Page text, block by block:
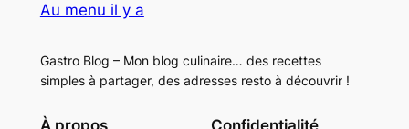
Au menu il y a
Gastro Blog – Mon blog culinaire… des recettes
simples à partager, des adresses resto à découvrir !
À propos Confidentialité